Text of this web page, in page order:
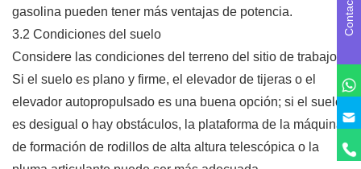
gasolina pueden tener más ventajas de potencia.
3.2 Condiciones del suelo
Considere las condiciones del terreno del sitio de trabajo.
Si el suelo es plano y firme, el elevador de tijeras o el
elevador autopropulsado es una buena opción; si el suelo
es desigual o hay obstáculos, la plataforma de la máquina
de formación de rodillos de alta altura telescópica o la